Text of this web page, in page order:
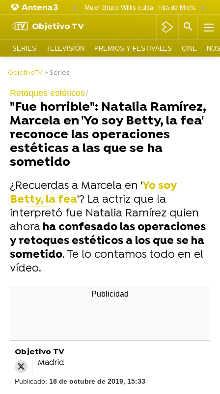
Mujer Bruce Willis culpa
Objetivo TV
SERIES TELEVISIÓN PREMIOS Y FESTIVALES CINE
ObjetivoTV » Series
Retoques estéticos
"Fue horrible": Natalia Ramírez,
Marcela en 'Yo soy Betty, la fea'
reconoce las operaciones
estéticas a las que se ha
sometido
¿Recuerdas a Marcela en 'Yo soy
Betty, la fea'? La actriz que la
interpretó fue Natalia Ramírez quien
ahora ha confesado las operaciones
y retoques estéticos a los que se ha
sometido. Te lo contamos todo en el
vídeo.
Objetivo TV
Madrid
Publicado: 18 de octubre de 2019, 15:33